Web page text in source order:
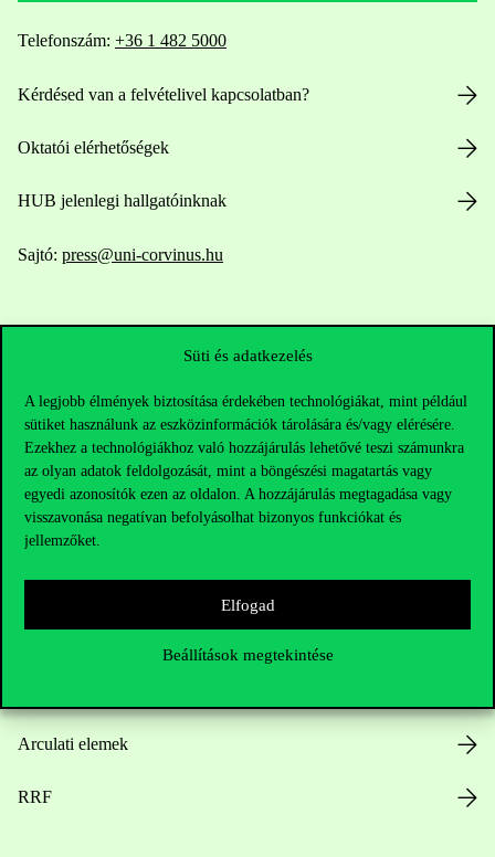
Süti és adatkezelés
A legjobb élmények biztosítása érdekében technológiákat, mint például
sütiket használunk az eszközinformációk tárolására és/vagy elérésére.
Ezekhez a technológiákhoz való hozzájárulás lehetővé teszi számunkra
az olyan adatok feldolgozását, mint a böngészési magatartás vagy
egyedi azonosítók ezen az oldalon. A hozzájárulás megtagadása vagy
visszavonása negatívan befolyásolhat bizonyos funkciókat és
jellemzőket.
Elfogad
Beállítások megtekintése
Telefonszám: +36 1 482 5000
Kérdésed van a felvételivel kapcsolatban?
Oktatói elérhetőségek
HUB jelenlegi hallgatóinknak
Sajtó: press@uni-corvinus.hu
Hasznos linkek
Nyitvatartás
Házirend
Arculati elemek
RRF